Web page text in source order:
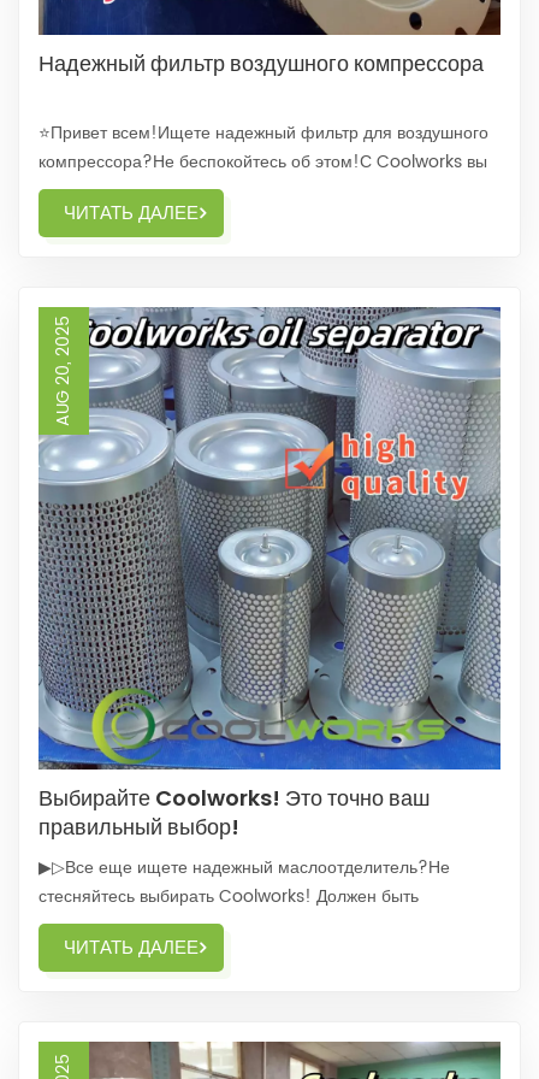
Надежный фильтр воздушного компрессора
⭐Привет всем!Ищете надежный фильтр для воздушного
компрессора?Не беспокойтесь об этом!С Coolworks вы
не ошибётесь!-⭐Наши фильтры для воздушных
компрессоров отличаются высочайшим
долговечности фильтрующего эле...
ЧИТАТЬ ДАЛЕЕ
AUG 20, 2025
Выбирайте Coolworks! Это точно ваш
правильный выбор!
▶▷Все еще ищете надежный маслоотделитель?Не
стесняйтесь выбирать Coolworks! Должен быть
правильным выбором для вас!-▶▷Мы делаем ставку на
высокое качество продукции и надежное
уверены в наших фильтрах Cool...
ЧИТАТЬ ДАЛЕЕ